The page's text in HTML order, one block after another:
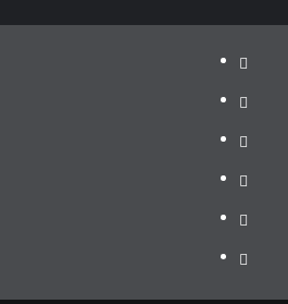
About
WEB
SERIES
TO
Smart
City
Life
in
Places
to
सम्पर्क